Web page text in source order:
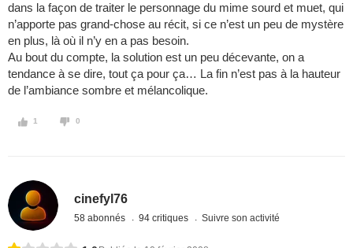
dans la façon de traiter le personnage du mime sourd et muet, qui
n’apporte pas grand-chose au récit, si ce n’est un peu de mystère
en plus, là où il n’y en a pas besoin.
Au bout du compte, la solution est un peu décevante, on a
tendance à se dire, tout ça pour ça… La fin n’est pas à la hauteur
de l’ambiance sombre et mélancolique.
1 0
cinefyl76
58 abonnés 94 critiques Suivre son activité